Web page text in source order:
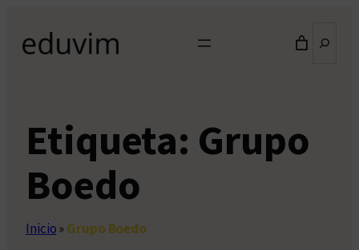
contenido
Etiqueta: Grupo
Boedo
Inicio»Grupo Boedo